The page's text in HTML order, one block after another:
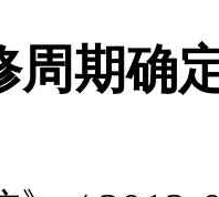
周期确